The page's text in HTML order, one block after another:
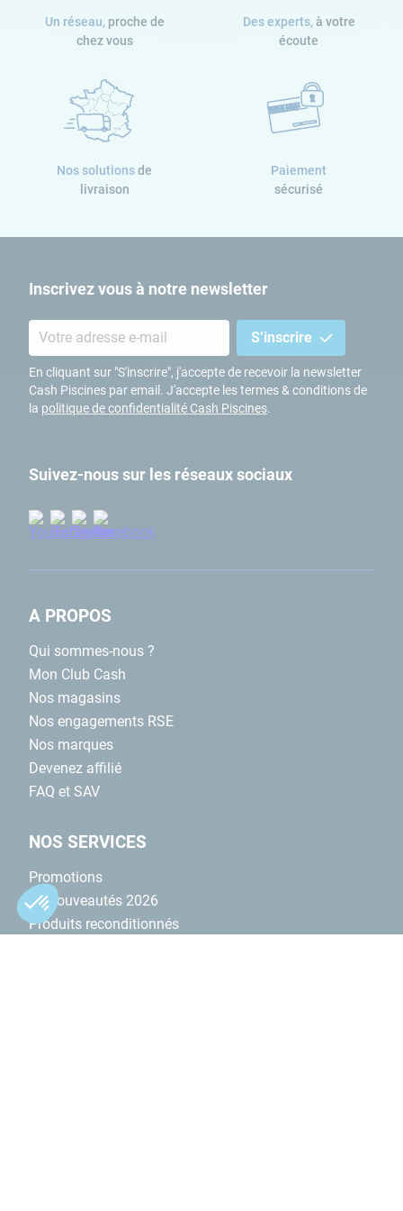
conserver une eau saine et débarrassée de toutes ses
La particularité de l’acier est sa légèreté. Ainsi, vous n’aurez
aucun problème à le manipuler lorsque vous déciderez
d’installer votrepiscine acier hors-sol
dans votre jardin. En
effet, léger, le pourtour en acier sera très simple à manipuler.
Son installation reste simple et accessible : un peu de
patience suffit avant de pouvoir profiter pleinement de la
Un réseau, proche de
chez vous
Des experts, à votre
écoute
Nos solutionsde
livraison
Paiement
sécurisé
Inscrivez vous à notre newsletter
S’inscrire
En cliquant sur "S'inscrire", j'accepte de recevoir la newsletter
Cash Piscines par email. J'accepte les termes & conditions de
la politique de confidentialité Cash Piscines.
Suivez-nous sur les réseaux sociaux
A PROPOS
Qui sommes-nous ?
Mon Club Cash
Nos magasins
Nos engagements RSE
Nos marques
Devenez affilié
FAQ et SAV
NOS SERVICES
Promotions
💧 Nouveautés 2026
Produits reconditionnés